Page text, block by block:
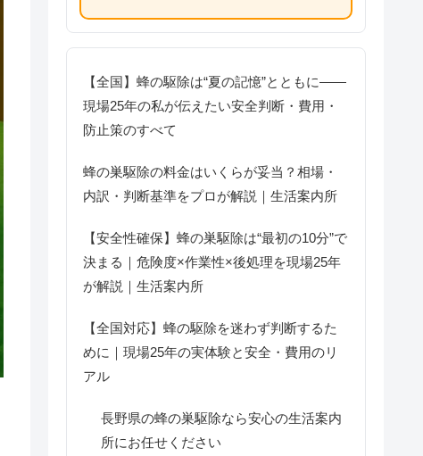
【全国】蜂の駆除は“夏の記憶”とともに――
現場25年の私が伝えたい安全判断・費用・
防止策のすべて
蜂の巣駆除の料金はいくらが妥当？相場・
内訳・判断基準をプロが解説｜生活案内所
【安全性確保】蜂の巣駆除は“最初の10分”で
決まる｜危険度×作業性×後処理を現場25年
が解説｜生活案内所
【全国対応】蜂の駆除を迷わず判断するた
めに｜現場25年の実体験と安全・費用のリ
アル
長野県の蜂の巣駆除なら安心の生活案内
所にお任せください